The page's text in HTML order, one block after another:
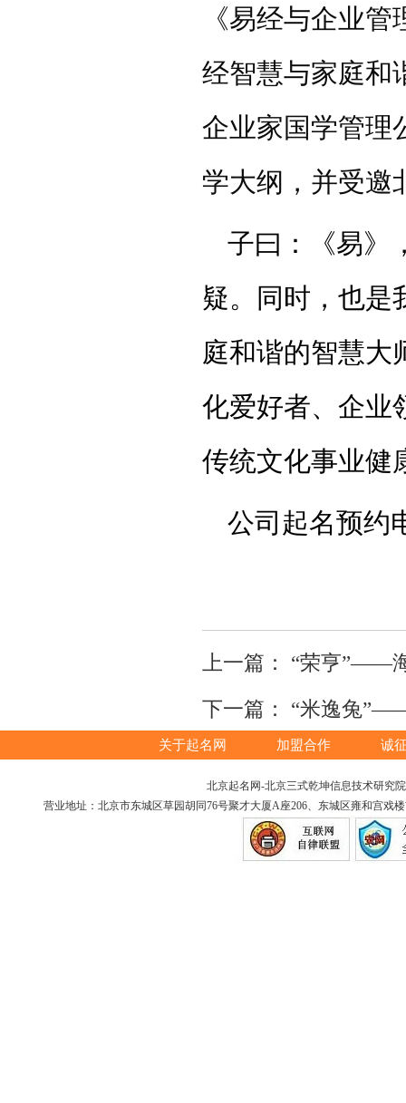
《易经与企业
经智慧与家庭和
企业家国学管理
学大纲，并受邀
子曰：《易》
疑。同时，也是
庭和谐的智慧大
化爱好者、企业
传统文化事业健
公司起名预约
上一篇： “荣亨”——
下一篇： “米逸兔
关于起名网 加盟合作 诚
北京起名网-北京三式乾坤信息技术研究
营业地址：北京市东城区草园胡同76号聚才大厦A座206、东城区雍和宫戏